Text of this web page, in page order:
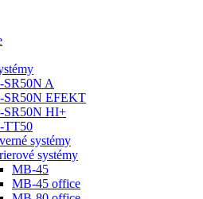
A
SR50N EFEKT
SR50N HI+
TT50
systémy
systémy
MB-45
MB-45 office